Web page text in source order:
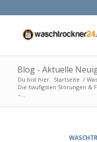
Blog - Aktuelle
Du bist hier: Startseite /
Die häufigsten Störungen &
–...